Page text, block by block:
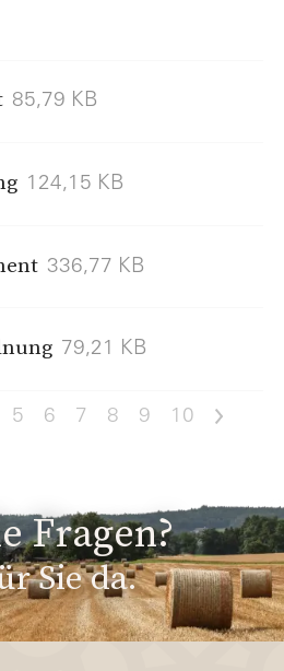
85,79 KB
124,15 KB
336,77 KB
79,21 KB
5 6 7 8 9 10 >
Fragen?
Sie da.